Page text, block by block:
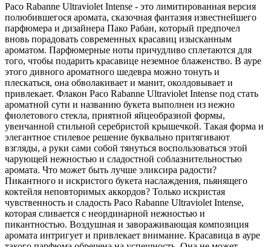
Paco Rabanne Ultraviolet Intense - это лимитированная версия
полюбившегося аромата, сказочная фантазия известнейшего
парфюмера и дизайнера Пако Рабан, который предпочел
вновь порадовать современных красавиц изысканным
ароматом. Парфюмерные ноты причудливо сплетаются для
того, чтобы подарить красавице неземное блаженство. В ауре
этого дивного ароматного шедевра можно тонуть и
плескаться, она обволакивает и манит, околдовывает и
привлекает. Флакон Paco Rabanne Ultraviolet Intense под стать
ароматной сути и названию букета выполнен из нежно
фиолетового стекла, приятной яйцеобразной формы,
увенчанной стильной серебристой крышечкой. Такая форма и
элегантное стилевое решение буквально притягивают
взгляды, а руки сами собой тянуться воспользоваться этой
чарующей нежностью и сладостной соблазнительностью
аромата. Что может быть лучше эликсира радости?
Пикантного и искристого букета наслаждения, пьянящего
коктейля неповторимых аккордов? Только искристая
чувственность и сладость Paco Rabanne Ultraviolet Intense,
которая сливается с неординарной нежностью и
пикантностью. Воздушная и завораживающая композиция
аромата интригует и привлекает внимание. Красавица в ауре